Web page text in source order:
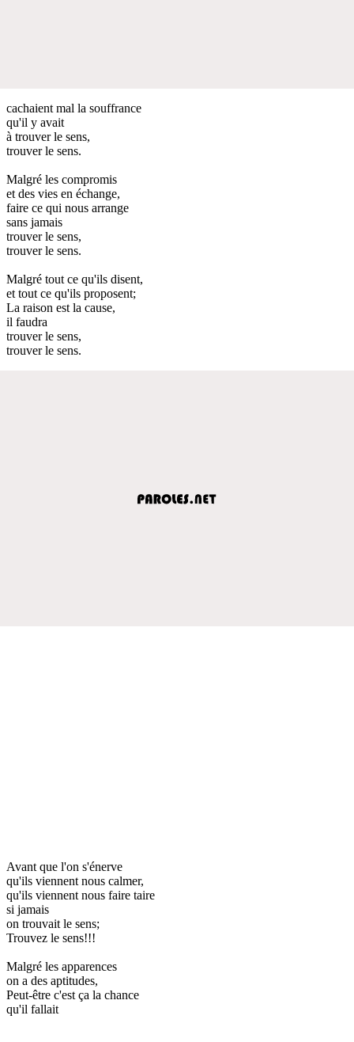
cachaient mal la souffrance
qu'il y avait
à trouver le sens,
trouver le sens.
Malgré les compromis
et des vies en échange,
faire ce qui nous arrange
sans jamais
trouver le sens,
trouver le sens.
Malgré tout ce qu'ils disent,
et tout ce qu'ils proposent;
La raison est la cause,
il faudra
trouver le sens,
trouver le sens.
Avant que l'on s'énerve
qu'ils viennent nous calmer,
qu'ils viennent nous faire taire
si jamais
on trouvait le sens;
Trouvez le sens!!!
Malgré les apparences
on a des aptitudes,
Peut-être c'est ça la chance
qu'il fallait